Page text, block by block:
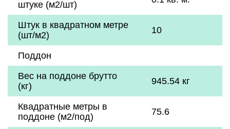
штуке (м2/шт)
Штук в квадратном метре
(шт/м2)
10
Поддон
Вес на поддоне брутто
(кг)
945.54 кг
Квадратные метры в
поддоне (м2/под)
75.6